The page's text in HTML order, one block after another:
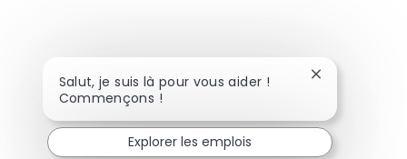
Salut, je suis là pour vous aider !
Commençons !
Fermer la
Explorer les emplois